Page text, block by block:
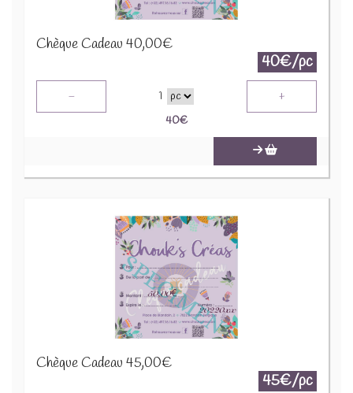
Chèque Cadeau 40,00€
40€/pc
- 1 +
40€
Chèque Cadeau 45,00€
45€/pc